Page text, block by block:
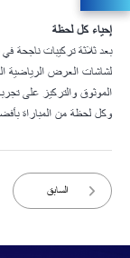
إحياء كل لحظة
لشاشات العرض الرياضية
وكل لحظة من المباراة
السابق